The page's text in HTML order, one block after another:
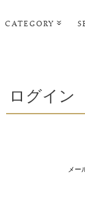
CATEGORY
ポーチ･ト
タオル・
ログイン
メー